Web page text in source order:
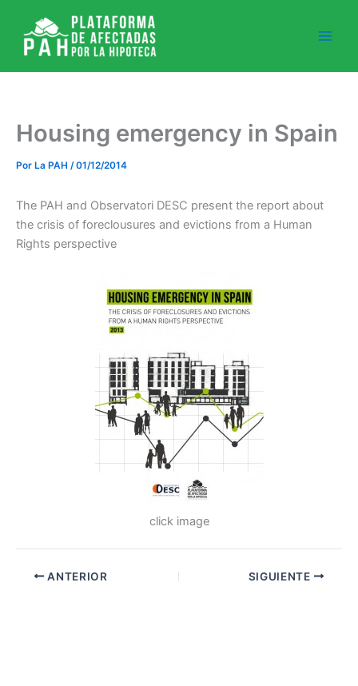
contenido
Housing emergency in Spain
Por La PAH /01/12/2014
The PAH and Observatori DESC present the report about
the crisis of foreclousures and evictions from a Human
Rights perspective
click image
ANTERIOR SIGUIENTE